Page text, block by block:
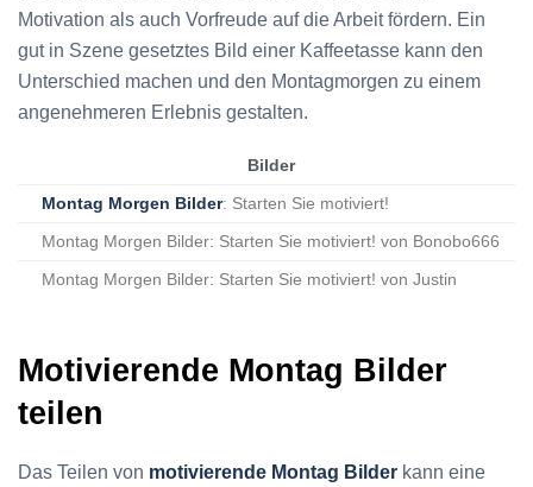
Motivation als auch Vorfreude auf die Arbeit fördern. Ein
gut in Szene gesetztes Bild einer Kaffeetasse kann den
Unterschied machen und den Montagmorgen zu einem
angenehmeren Erlebnis gestalten.
Bilder
Montag Morgen Bilder: Starten Sie motiviert!
Montag Morgen Bilder: Starten Sie motiviert! von Bonobo666
Montag Morgen Bilder: Starten Sie motiviert! von Justin
Motivierende Montag Bilder
teilen
Das Teilen von motivierende Montag Bilder kann eine